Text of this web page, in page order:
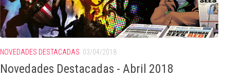
NOVEDADES DESTACADAS 03/04/2018
Novedades Destacadas - Abril 2018